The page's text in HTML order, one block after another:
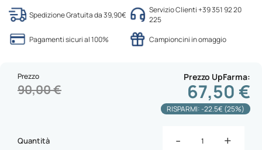
Spedizione Gratuita da 39,90€
Servizio Clienti +39 351 92 20
225
Pagamenti sicuri al 100%
Campioncini in omaggio
Prezzo UpFarma
67,50 €
Prezzo
90,00 €
RISPARMI: -22.5€ (25%)
Quantità - +